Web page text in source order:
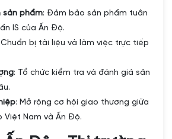
sản phẩm: Đảm bảo sản phẩm tuân
IS của Ấn Độ.
Chuẩn bị tài liệu và làm việc trực tiếp
: Tổ chức kiểm tra và đánh giá sản
: Mở rộng cơ hội giao thương giữa
Việt Nam và Ấn Độ.